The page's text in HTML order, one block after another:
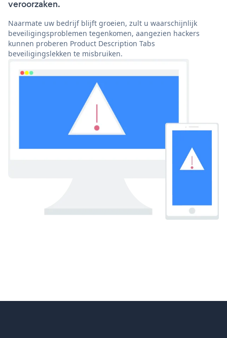
veroorzaken.
Naarmate uw bedrijf blijft groeien, zult u waarschijnlijk
beveiligingsproblemen tegenkomen, aangezien hackers
kunnen proberen Product Description Tabs
beveiligingslekken te misbruiken.